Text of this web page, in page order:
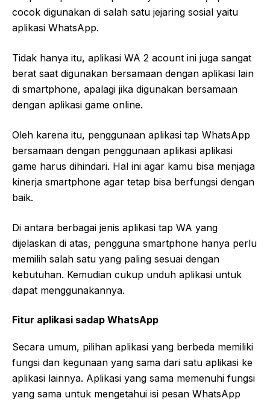
cocok digunakan di salah satu jejaring sosial yaitu
aplikasi WhatsApp.
Tidak hanya itu, aplikasi WA 2 acount ini juga sangat
berat saat digunakan bersamaan dengan aplikasi lain
di smartphone, apalagi jika digunakan bersamaan
dengan aplikasi game online.
Oleh karena itu, penggunaan aplikasi tap WhatsApp
bersamaan dengan penggunaan aplikasi aplikasi
game harus dihindari. Hal ini agar kamu bisa menjaga
kinerja smartphone agar tetap bisa berfungsi dengan
baik.
Di antara berbagai jenis aplikasi tap WA yang
dijelaskan di atas, pengguna smartphone hanya perlu
memilih salah satu yang paling sesuai dengan
kebutuhan. Kemudian cukup unduh aplikasi untuk
dapat menggunakannya.
Fitur aplikasi sadap WhatsApp
Secara umum, pilihan aplikasi yang berbeda memiliki
fungsi dan kegunaan yang sama dari satu aplikasi ke
aplikasi lainnya. Aplikasi yang sama memenuhi fungsi
yang sama untuk mengetahui isi pesan WhatsApp